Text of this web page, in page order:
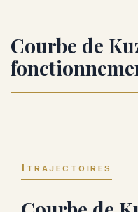
Courbe de
I TRAJECTOIRES
Courbe de